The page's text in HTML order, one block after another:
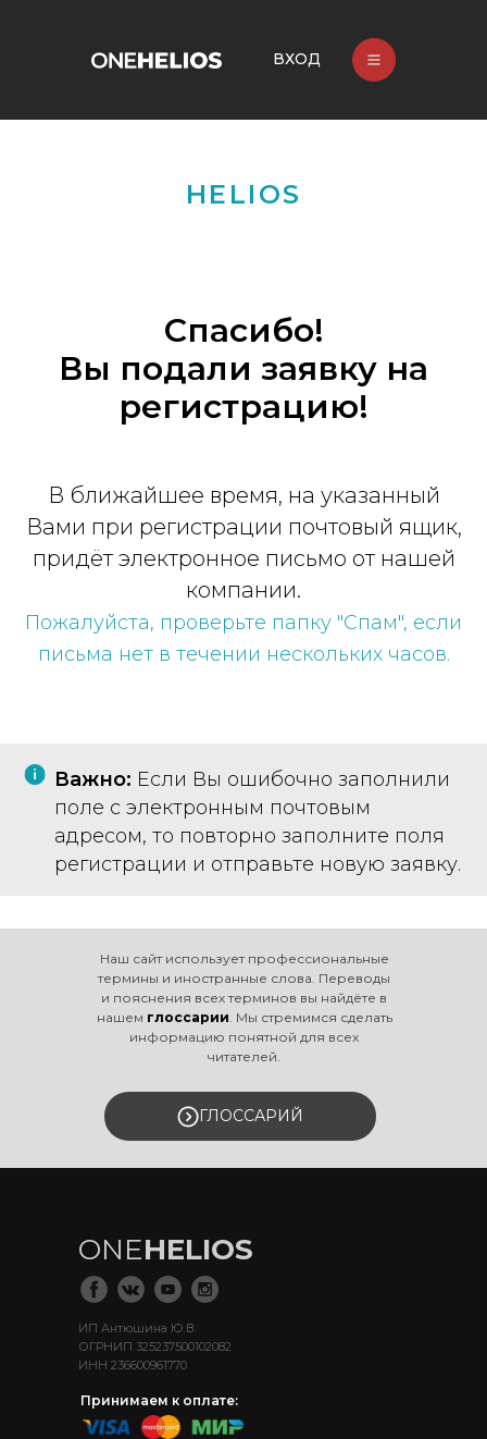
ВХОД
HELIOS
Спасибо!
Вы подали заявку на
регистрацию!
В ближайшее время, на указанный
Вами при регистрации почтовый ящик,
придёт электронное письмо от нашей
компании.
Пожалуйста, проверьте папку "Спам", если
письма нет в течении нескольких часов.
Важно: Если Вы ошибочно заполнили
поле с электронным почтовым
адресом, то повторно заполните поля
регистрации и отправьте новую заявку.
Наш сайт использует профессиональные
термины и иностранные слова. Переводы
и пояснения всех терминов вы найдёте в
нашем глоссарии. Мы стремимся сделать
информацию понятной для всех
читателей.
ГЛОССАРИЙ
ИП Антюшина Ю.В.
ОГРНИП 325237500102082
ИНН 236600961770
Принимаем к оплате:
ONEHELIOS